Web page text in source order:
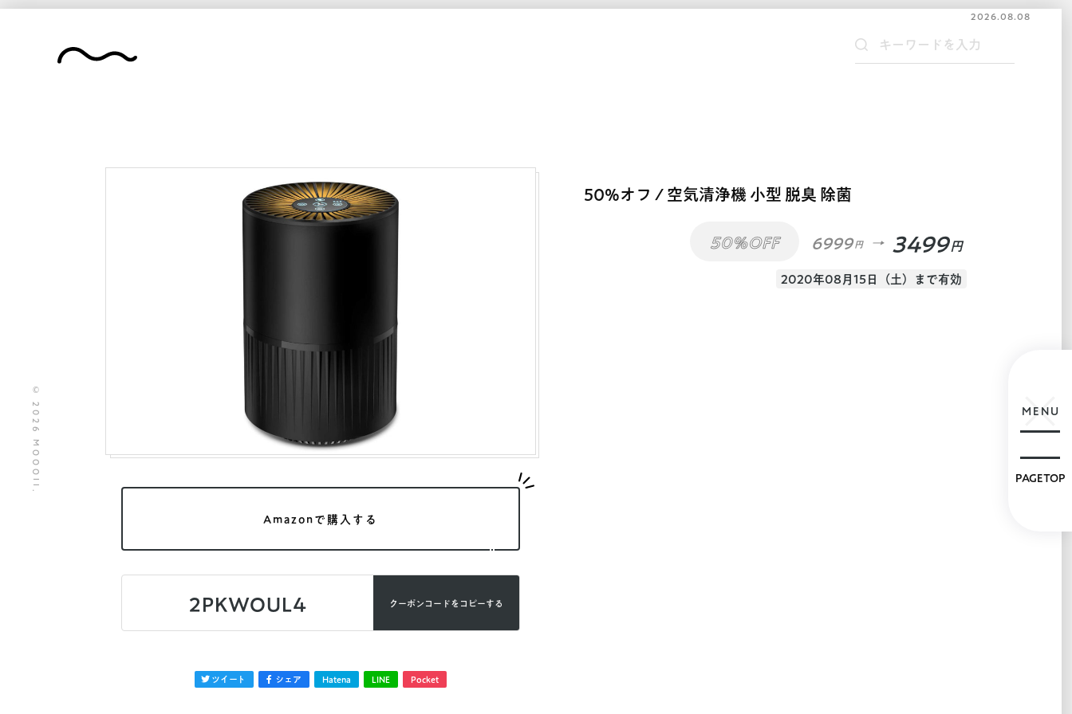
2026.08.08
Amazonで購入する
2PKWOUL4 クーポンコードを コピーする
ツイート シェア Hatena LINE Pocket
50%オフ / 空気清浄機 小型 脱臭 除菌
50%OFF 6999 円 3499 円
2020年08月15日（土）まで有効
© 2026 MOOOII. MENU
PAGETOP